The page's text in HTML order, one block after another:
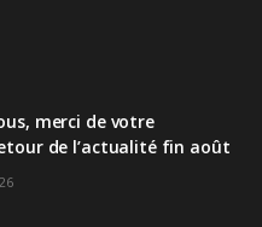
merci de votre
de l’actualité fin août